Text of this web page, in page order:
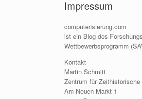
Impressum
computerisierung.com
ist ein Blog des
Wettbewerbsprogramm
Kontakt
Martin Schmitt
Zentrum für
Am Neuen Markt 1